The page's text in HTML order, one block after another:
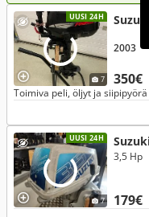
UUSI 24H
7 350€
2003
Toimiva peli, öljyt ja
UUSI 24H
7 179€
3,5 Hp